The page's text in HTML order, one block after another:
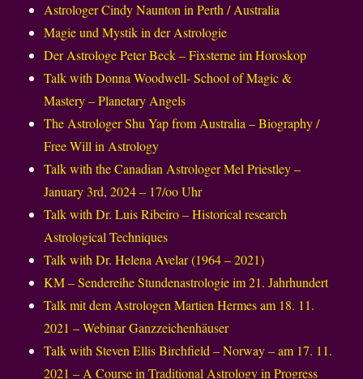
Astrologer Cindy Naunton in Perth / Australia
Magie und Mystik in der Astrologie
Der Astrologe Peter Beck – Fixsterne im Horoskop
Talk with Donna Woodwell- School of Magic &
Mastery – Planetary Angels
The Astrologer Shu Yap from Australia – Biography /
Free Will in Astrology
Talk with the Canadian Astrologer Mel Priestley –
January 3rd, 2024 – 17/oo Uhr
Talk with Dr. Luis Ribeiro – Historical research
Astrological Techniques
Talk with Dr. Helena Avelar (1964 – 2021)
KM – Sendereihe Stundenastrologie im 21. Jahrhundert
Talk mit dem Astrologen Martien Hermes am 18. 11.
2021 – Webinar Ganzzeichenhäuser
Talk with Steven Ellis Birchfield – Norway – am 17. 11.
2021 – A Course in Traditional Astrology in Progress